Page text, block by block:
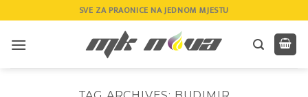
to
content
SVE ZA PRAONICE NA JEDNOM MJESTU